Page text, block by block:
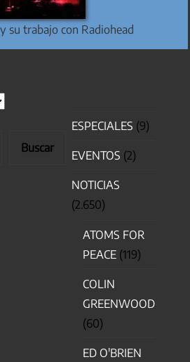
su trabajo con Radiohead
Buscar
ESPECIALES (9)
EVENTOS (2)
NOTICIAS
(2.650)
ATOMS FOR
PEACE (119)
COLIN
GREENWOOD
(60)
ED O'BRIEN